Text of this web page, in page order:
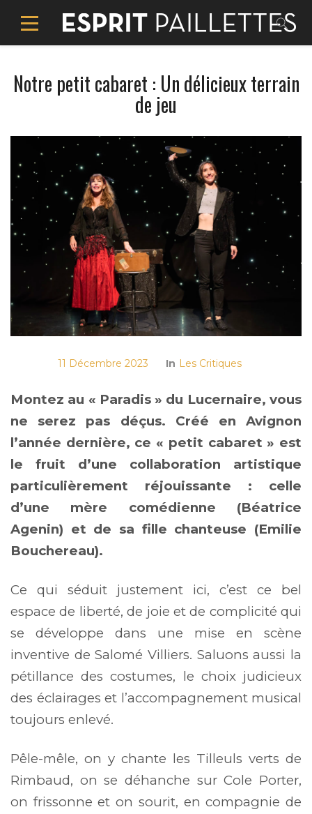
Notre petit cabaret : Un délicieux terrain
de jeu
11 Décembre 2023 In Les Critiques
Montez au « Paradis » du Lucernaire, vous
ne serez pas déçus. Créé en Avignon
l’année dernière, ce « petit cabaret » est
le fruit d’une collaboration artistique
particulièrement réjouissante : celle
d’une mère comédienne (Béatrice
Agenin) et de sa fille chanteuse (Emilie
Bouchereau).
Ce qui séduit justement ici, c’est ce bel
espace de liberté, de joie et de complicité qui
se développe dans une mise en scène
inventive de Salomé Villiers. Saluons aussi la
pétillance des costumes, le choix judicieux
des éclairages et l’accompagnement musical
toujours enlevé.
Pêle-mêle, on y chante les Tilleuls verts de
Rimbaud, on se déhanche sur Cole Porter,
on frissonne et on sourit, en compagnie de